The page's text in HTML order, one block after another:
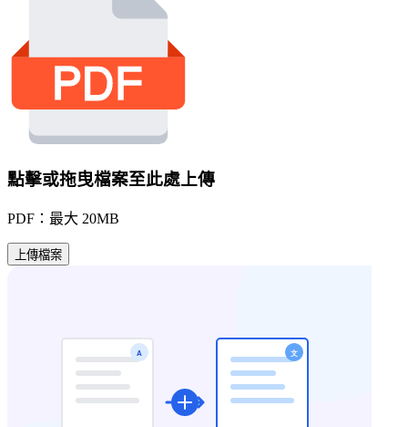
點擊或拖曳檔案至此處上傳
PDF：最大 20MB
上傳檔案